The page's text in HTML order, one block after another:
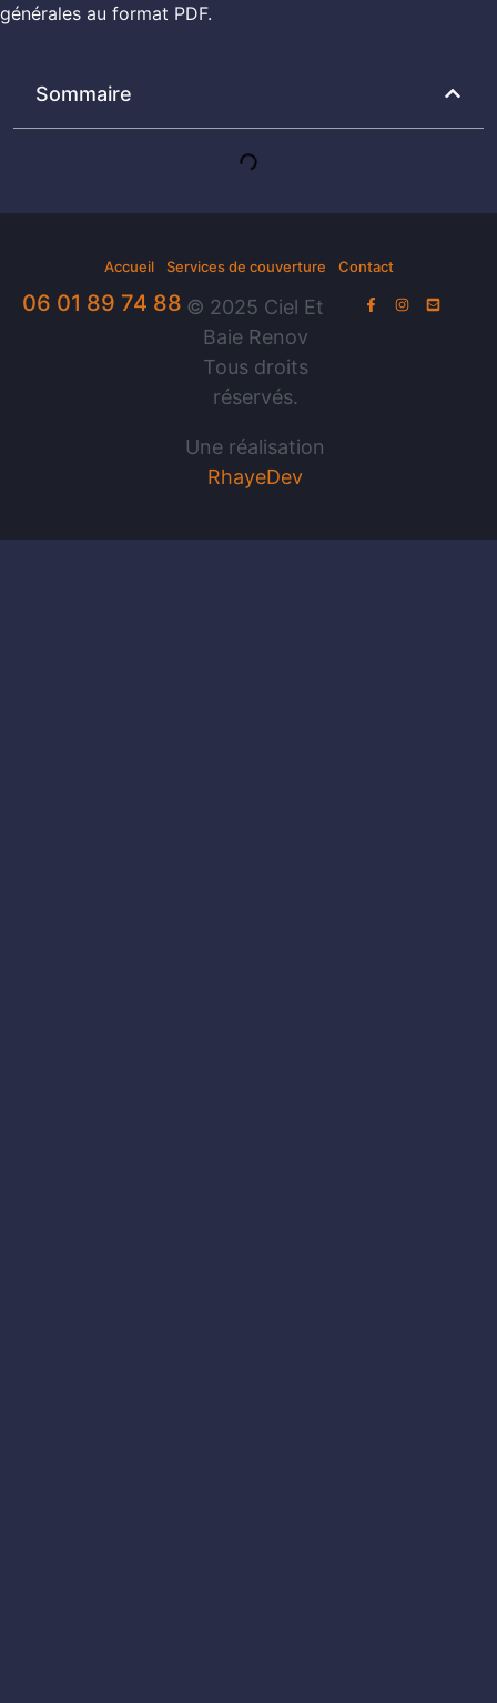
générales au format PDF.
Sommaire
Accueil Services de couverture Contact
06 01 89 74 88 © 2025 Ciel Et
Baie Renov
Tous droits
réservés.
Une réalisation
RhayeDev